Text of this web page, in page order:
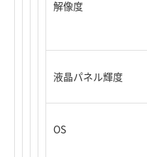
解像度
液晶パネル輝度
OS